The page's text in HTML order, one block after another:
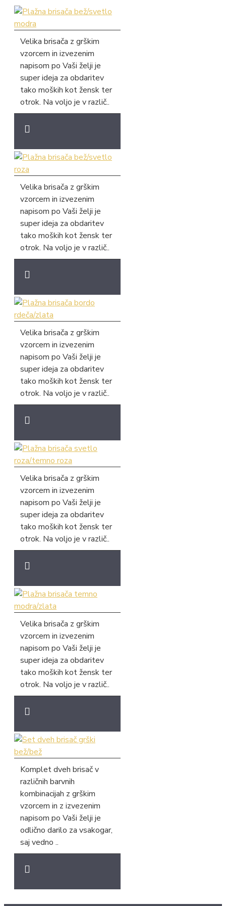
Velika brisača z grškim
vzorcem in izvezenim
napisom po Vaši želji je
super ideja za obdaritev
tako moških kot žensk ter
otrok. Na voljo je v različ..
Velika brisača z grškim
vzorcem in izvezenim
napisom po Vaši želji je
super ideja za obdaritev
tako moških kot žensk ter
otrok. Na voljo je v različ..
Velika brisača z grškim
vzorcem in izvezenim
napisom po Vaši želji je
super ideja za obdaritev
tako moških kot žensk ter
otrok. Na voljo je v različ..
Velika brisača z grškim
vzorcem in izvezenim
napisom po Vaši želji je
super ideja za obdaritev
tako moških kot žensk ter
otrok. Na voljo je v različ..
Velika brisača z grškim
vzorcem in izvezenim
napisom po Vaši želji je
super ideja za obdaritev
tako moških kot žensk ter
otrok. Na voljo je v različ..
Komplet dveh brisač v
različnih barvnih
kombinacijah z grškim
vzorcem in z izvezenim
napisom po Vaši želji je
odlično darilo za vsakogar,
saj vedno ..